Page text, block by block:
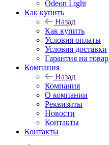
Odeon Light
Как купить
Назад
Как купить
Условия оплаты
Условия доставки
Гарантия на товар
Компания
Назад
Компания
О компании
Реквизиты
Новости
Контакты
Контакты